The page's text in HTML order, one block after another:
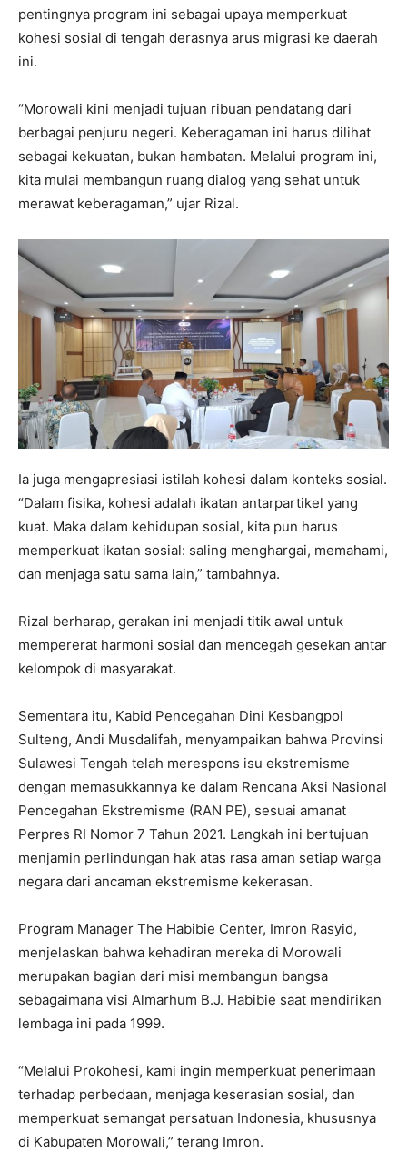
pentingnya program ini sebagai upaya memperkuat
kohesi sosial di tengah derasnya arus migrasi ke daerah
ini.
“Morowali kini menjadi tujuan ribuan pendatang dari
berbagai penjuru negeri. Keberagaman ini harus dilihat
sebagai kekuatan, bukan hambatan. Melalui program ini,
kita mulai membangun ruang dialog yang sehat untuk
merawat keberagaman,” ujar Rizal.
Ia juga mengapresiasi istilah kohesi dalam konteks sosial.
“Dalam fisika, kohesi adalah ikatan antarpartikel yang
kuat. Maka dalam kehidupan sosial, kita pun harus
memperkuat ikatan sosial: saling menghargai, memahami,
dan menjaga satu sama lain,” tambahnya.
Rizal berharap, gerakan ini menjadi titik awal untuk
mempererat harmoni sosial dan mencegah gesekan antar
kelompok di masyarakat.
Sementara itu, Kabid Pencegahan Dini Kesbangpol
Sulteng, Andi Musdalifah, menyampaikan bahwa Provinsi
Sulawesi Tengah telah merespons isu ekstremisme
dengan memasukkannya ke dalam Rencana Aksi Nasional
Pencegahan Ekstremisme (RAN PE), sesuai amanat
Perpres RI Nomor 7 Tahun 2021. Langkah ini bertujuan
menjamin perlindungan hak atas rasa aman setiap warga
negara dari ancaman ekstremisme kekerasan.
Program Manager The Habibie Center, Imron Rasyid,
menjelaskan bahwa kehadiran mereka di Morowali
merupakan bagian dari misi membangun bangsa
sebagaimana visi Almarhum B.J. Habibie saat mendirikan
lembaga ini pada 1999.
“Melalui Prokohesi, kami ingin memperkuat penerimaan
terhadap perbedaan, menjaga keserasian sosial, dan
memperkuat semangat persatuan Indonesia, khususnya
di Kabupaten Morowali,” terang Imron.